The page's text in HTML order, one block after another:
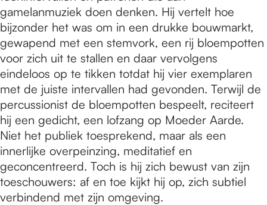
gamelanmuziek doen denken. Hij vertelt hoe
bijzonder het was om in een drukke bouwmarkt,
gewapend met een stemvork, een rij bloempotten
voor zich uit te stallen en daar vervolgens
eindeloos op te tikken totdat hij vier exemplaren
met de juiste intervallen had gevonden. Terwijl de
percussionist de bloempotten bespeelt, reciteert
hij een gedicht, een lofzang op Moeder Aarde.
Niet het publiek toesprekend, maar als een
innerlijke overpeinzing, meditatief en
geconcentreerd. Toch is hij zich bewust van zijn
toeschouwers: af en toe kijkt hij op, zich subtiel
verbindend met zijn omgeving.